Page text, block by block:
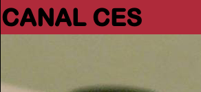
CANAL CES